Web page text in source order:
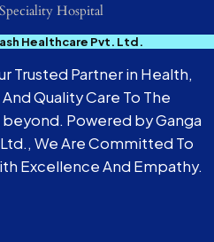
Hospital
Healthcare Pvt. Ltd.
Trusted Partner in Health,
Quality Care To The
Powered by Ganga
We Are Committed To
Excellence And Empathy.